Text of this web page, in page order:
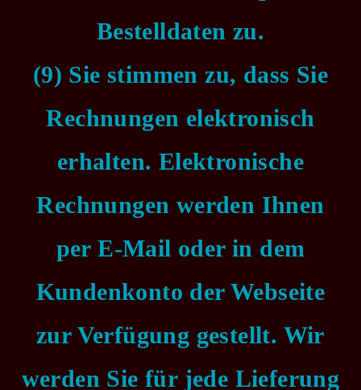
Bestelldaten zu.
(9) Sie stimmen zu, dass Sie
Rechnungen elektronisch
erhalten. Elektronische
Rechnungen werden Ihnen
per E-Mail oder in dem
Kundenkonto der Webseite
zur Verfügung gestellt. Wir
werden Sie für jede Lieferung